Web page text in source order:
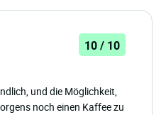
10 / 10
und die Möglichkeit,
noch einen Kaffee zu